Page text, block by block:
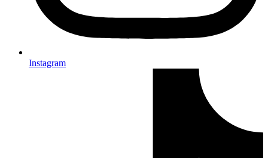
Instagram